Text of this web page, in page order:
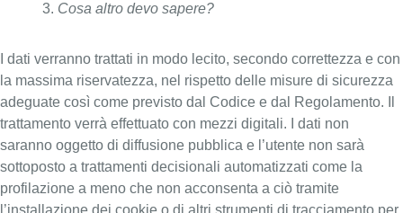
Cosa altro devo sapere?
I dati verranno trattati in modo lecito, secondo correttezza e con
la massima riservatezza, nel rispetto delle misure di sicurezza
adeguate così come previsto dal Codice e dal Regolamento. Il
trattamento verrà effettuato con mezzi digitali. I dati non
saranno oggetto di diffusione pubblica e l’utente non sarà
sottoposto a trattamenti decisionali automatizzati come la
profilazione a meno che non acconsenta a ciò tramite
l’installazione dei cookie o di altri strumenti di tracciamento per